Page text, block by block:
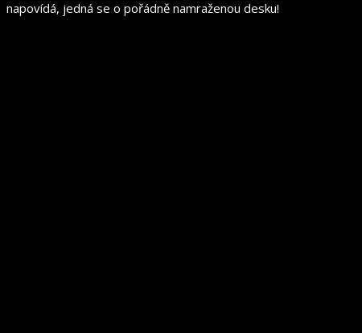
napovídá, jedná se o pořádně namraženou desku!